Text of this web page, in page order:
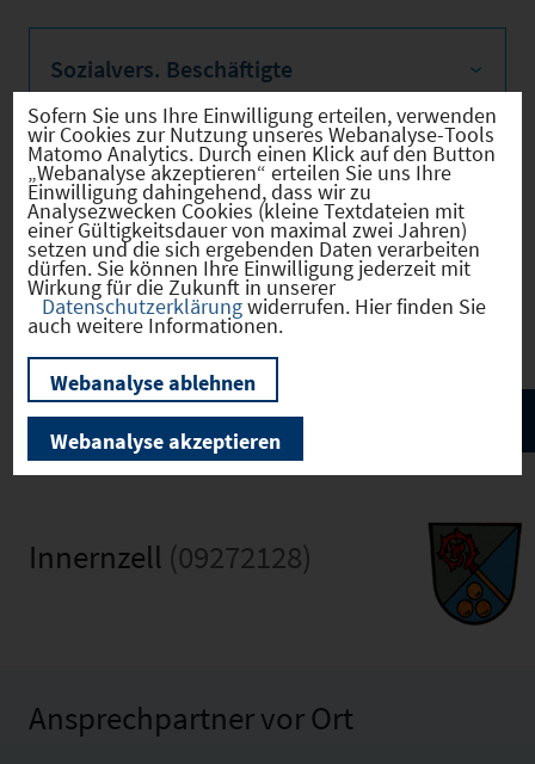
Sozialvers. Beschäftigte
Verkehrsinfrastruktur
Kommunale Infrastruktur
Innernzell (09272128)
Ansprechpartner vor Ort
Sofern Sie uns Ihre Einwilligung erteilen, verwenden
wir Cookies zur Nutzung unseres Webanalyse-Tools
Matomo Analytics. Durch einen Klick auf den Button
„Webanalyse akzeptieren“ erteilen Sie uns Ihre
Einwilligung dahingehend, dass wir zu
Analysezwecken Cookies (kleine Textdateien mit
einer Gültigkeitsdauer von maximal zwei Jahren)
setzen und die sich ergebenden Daten verarbeiten
dürfen. Sie können Ihre Einwilligung jederzeit mit
Wirkung für die Zukunft in unserer
Datenschutzerklärungwiderrufen. Hier finden Sie
auch weitere Informationen.
Webanalyse ablehnen
Webanalyse akzeptieren